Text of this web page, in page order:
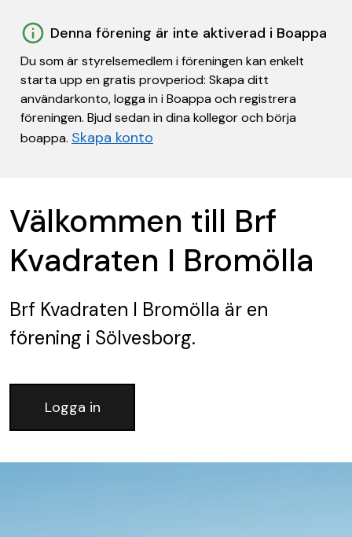
Denna förening är inte aktiverad i Boappa
Du som är styrelsemedlem i föreningen kan enkelt
starta upp en gratis provperiod: Skapa ditt
användarkonto, logga in i Boappa och registrera
föreningen. Bjud sedan in dina kollegor och börja
boappa. Skapa konto
Välkommen till Brf
Kvadraten I Bromölla
Brf Kvadraten I Bromölla är en
förening i Sölvesborg.
Logga in